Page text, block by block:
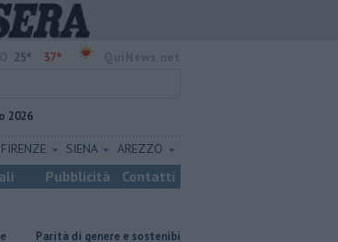
25° 37°
2026
FIRENZE SIENA AREZZO
Pubblicità Contatti
Parità di genere e sostenibilità, premi prorogati